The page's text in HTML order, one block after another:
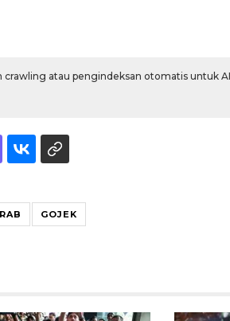
atau pengindeksan otomatis untuk
GOJEK
Water Spray"